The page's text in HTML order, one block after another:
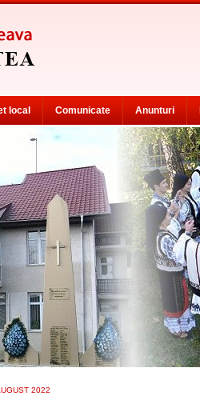
local Comunicate Anunturi
2022